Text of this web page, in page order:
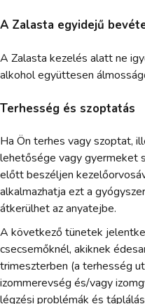
A Zalasta egyidejű
A Zalasta kezelés alatt ne
alkohol együttesen
Terhesség és szoptatás
Ha Ön terhes vagy szoptat,
lehetősége vagy gyermeket
előtt beszéljen
alkalmazhatja ezt a
átkerülhet az anyatejbe.
A következő tünetek
csecsemőknél, akiknek
trimeszterben (a terhesség
izommerevség és/vagy
légzési problémák és